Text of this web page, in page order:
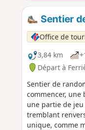
Sentier
Office de
3,84 km
Départ à
Sentier de
commencer,
une partie de
tremblant
unique, comme